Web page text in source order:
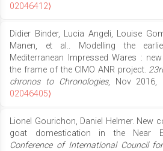
02046412⟩
Didier Binder, Lucia Angeli, Louise
Manen, et al.. Modelling the
Mediterranean Impressed Wares :
the frame of the CIMO ANR project.
chronos to Chronologies, Nov 2016,
02046405⟩
Lionel Gourichon, Daniel Helmer. New
goat domestication in the Near
Conference of International Council